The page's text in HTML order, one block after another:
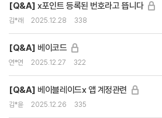
[Q&A] x포인트 등록된 번호라고 뜹니다
김*래 2025.12.28 338
[Q&A] 베이코드
연*연 2025.12.27 322
[Q&A] 베이블레이드x 앱 계정관련
김*윤 2025.12.26 335